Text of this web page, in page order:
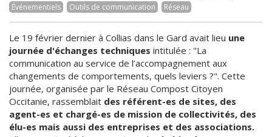
Événementiels
Outils de communication Réseau
Le 19 février dernier à Collias dans le Gard avait lieu une
journée d'échanges techniques intitulée : "La
communication au service de l’accompagnement aux
changements de comportements, quels leviers ?". Cette
journée, organisée par le Réseau Compost Citoyen
Occitanie, rassemblait des référent-es de sites, des
agent-es et chargé-es de mission de collectivités, des
élu-es mais aussi des entreprises et des associations.